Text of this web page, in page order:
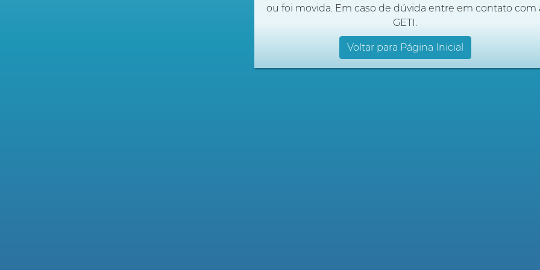
ou foi movida. Em caso de dúvida entre em contato com
GETI.
Voltar para Página Inicial